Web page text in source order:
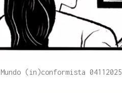
Mundo (in)conformista 04112025